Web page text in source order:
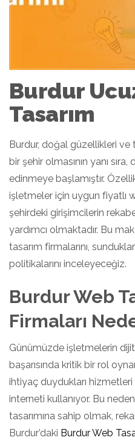
Burdur
Tasarım
Burdur, doğal güzellikleri
bir şehir olmasının yanı
edinmeye başlamıştır.
işletmeler için uygun fiyatlı
şehirdeki girişimcilerin
yardımcı olmaktadır. Bu
tasarım firmalarını,
politikalarını inceleyeceğiz.
Burdur Web
Firmaları
Günümüzde işletmelerin
başarısında kritik bir rol
ihtiyaç duydukları
interneti kullanıyor. Bu
tasarımına sahip olmak,
Burdur’daki Burdur Web